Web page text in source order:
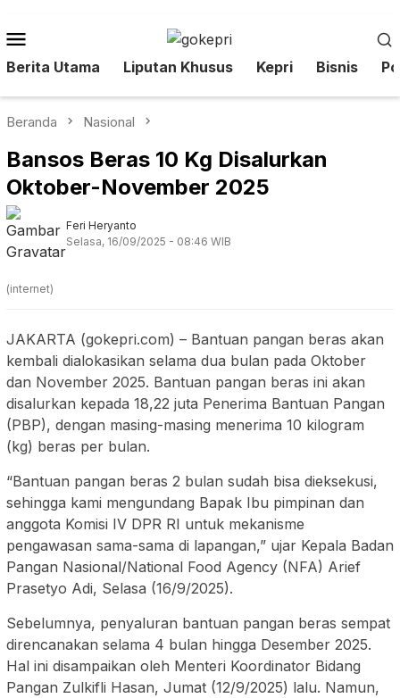
ke
Mobile
Berita Utama Liputan Khusus Kepri Bisnis
Beranda Nasional
Bansos Beras 10 Kg Disalurkan
Oktober-November 2025
Feri Heryanto
Selasa, 16/09/2025 - 08:46 WIB
(internet)
JAKARTA (gokepri.com) – Bantuan pangan beras akan
kembali dialokasikan selama dua bulan pada Oktober
dan November 2025. Bantuan pangan beras ini akan
disalurkan kepada 18,22 juta Penerima Bantuan Pangan
(PBP), dengan masing-masing menerima 10 kilogram
(kg) beras per bulan.
“Bantuan pangan beras 2 bulan sudah bisa dieksekusi,
sehingga kami mengundang Bapak Ibu pimpinan dan
anggota Komisi IV DPR RI untuk mekanisme
pengawasan sama-sama di lapangan,” ujar Kepala Badan
Pangan Nasional/National Food Agency (NFA) Arief
Prasetyo Adi, Selasa (16/9/2025).
Sebelumnya, penyaluran bantuan pangan beras sempat
direncanakan selama 4 bulan hingga Desember 2025.
Hal ini disampaikan oleh Menteri Koordinator Bidang
Pangan Zulkifli Hasan, Jumat (12/9/2025) lalu. Namun,